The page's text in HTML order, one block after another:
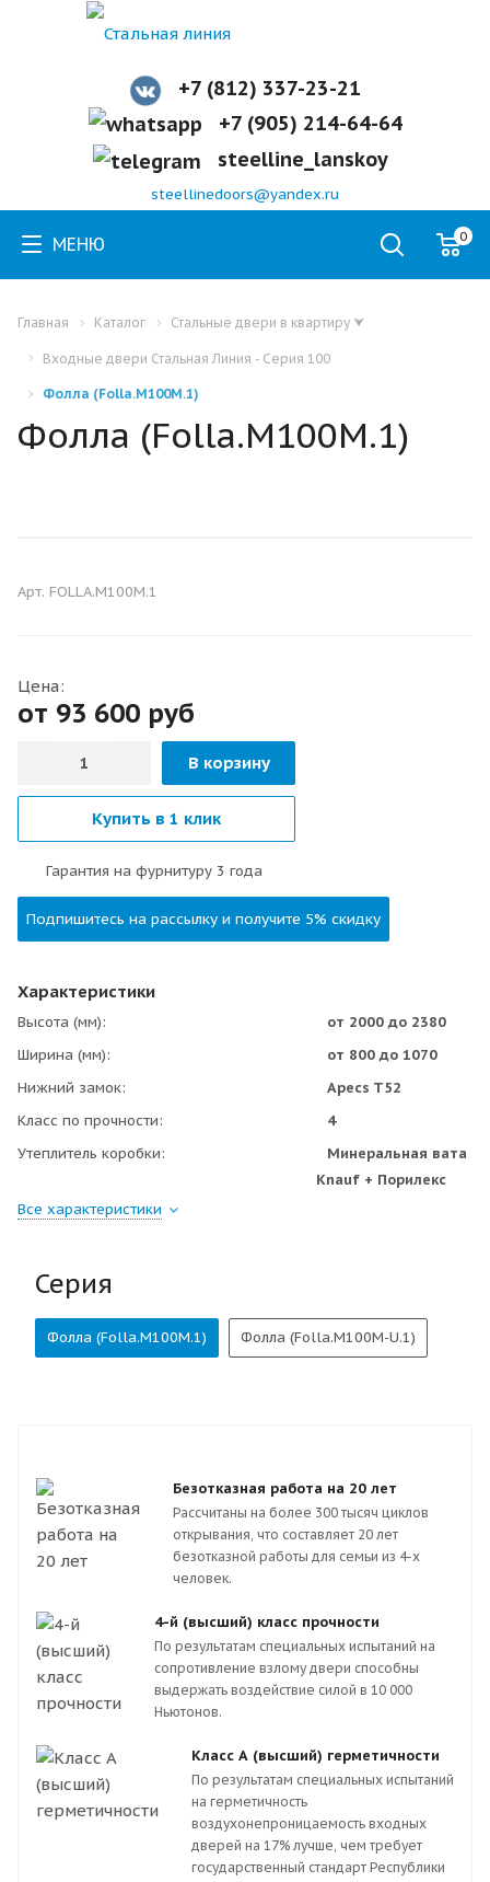
+7 (812) 337-23-21
+7 (905) 214-64-64
steelline_lanskoy
steellinedoors@yandex.ru
МЕНЮ 0
Главная Каталог Стальные двери в квартиру ⮟
Входные двери Стальная Линия - Серия 100
Фолла (Folla.M100M.1)
Фолла (Folla.M100M.1)
ШУМОИЗОЛЯЦИОННЫЕ
Арт. FOLLA.M100M.1
Цена:
от 93 600 руб
В корзину
Купить в 1 клик
Гарантия на фурнитуру 3 года
Подпишитесь на рассылку и получите 5% скидку
Характеристики
Высота (мм)
от 2000 до 2380
Ширина (мм)
от 800 до 1070
Нижний замок
Apecs T52
Класс по прочности
4
Утеплитель коробки
Минеральная вата
Knauf + Порилекс
Все характеристики
Серия
Фолла (Folla.M100M.1) Фолла (Folla.M100M-U.1)
Безотказная работа на 20 лет
Рассчитаны на более 300 тысяч циклов
открывания, что составляет 20 лет
безотказной работы для семьи из 4-х
человек.
4-й (высший) класс прочности
По результатам специальных испытаний на
сопротивление взлому двери способны
выдержать воздействие силой в 10 000
Ньютонов.
Класс А (высший) герметичности
По результатам специальных испытаний
на герметичность
воздухонепроницаемость входных
дверей на 17% лучше, чем требует
государственный стандарт Республики